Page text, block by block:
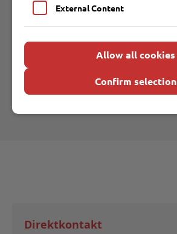
Direktkontakt
External Content
Allow all cookies
Confirm selection